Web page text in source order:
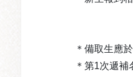
＊備取生應
＊第1次遞